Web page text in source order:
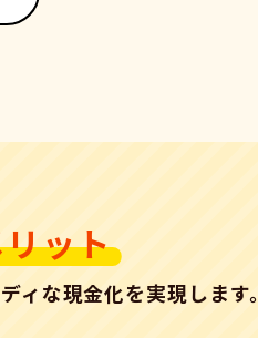
ット
ィな現金化を実現します。